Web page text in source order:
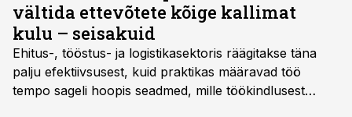
vältida ettevõtete kõige kallimat
kulu – seisakuid
Ehitus-, tööstus- ja logistikasektoris räägitakse täna
palju efektiivsusest, kuid praktikas määravad töö
tempo sageli hoopis seadmed, mille töökindlusest